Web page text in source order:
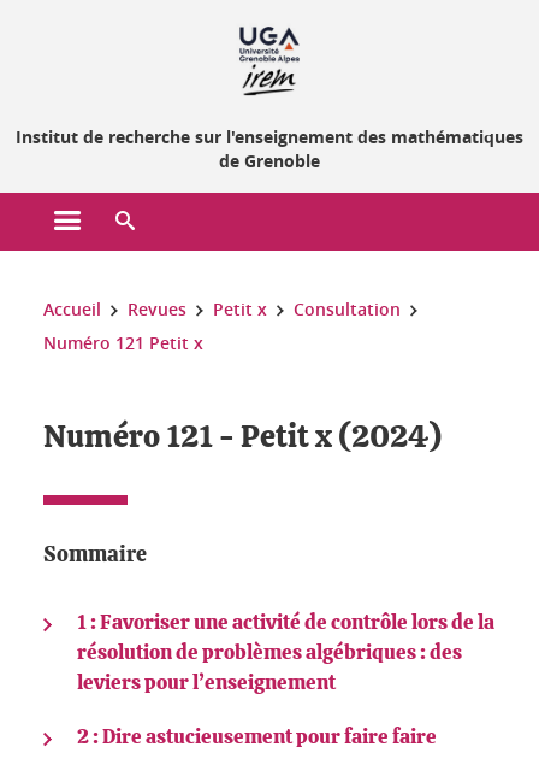
Institut de recherche sur l'enseignement des mathématiques
de Grenoble
Ouvrir le menu principal
Vous êtes ici :
Accueil Revues Petit x
Consultation
Numéro 121 Petit x
Numéro 121 - Petit x (2024)
Sommaire
1 : Favoriser une activité de contrôle lors de la
résolution de problèmes algébriques : des
leviers pour l’enseignement
2 : Dire astucieusement pour faire faire